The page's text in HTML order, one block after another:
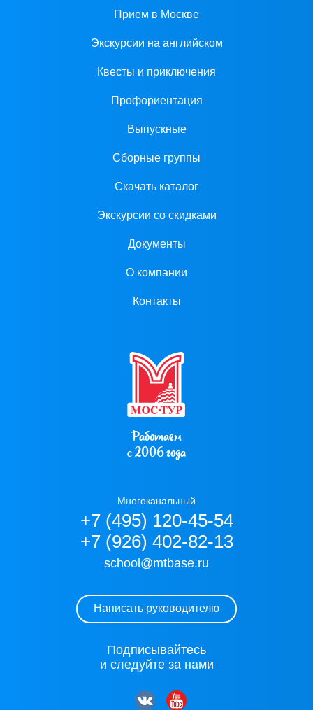
Прием в Москве
Экскурсии на английском
Квесты и приключения
Профориентация
Выпускные
Сборные группы
Скачать каталог
Экскурсии со скидками
Документы
О компании
Контакты
Работаем
с 2006 года
Многоканальный
+7 (495) 120-45-54
+7 (926) 402-82-13
school@mtbase.ru
Написать руководителю
Подписывайтесь
и следуйте за нами